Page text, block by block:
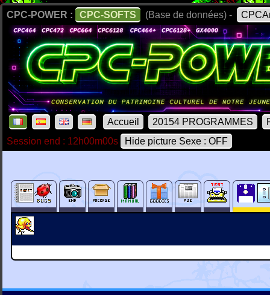
CPC-POWER : CPC-SOFTS (Base de données) -
Accueil 20154 PROGRAMMES
Session end : 12h00m00s
Hide picture Sexe : OFF